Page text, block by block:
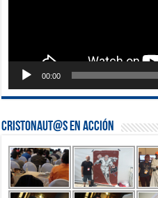
00:00
Cristonaut@s en Acción